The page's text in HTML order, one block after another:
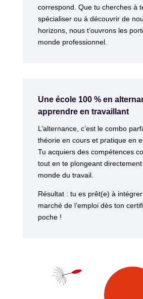
correspond. Que tu cherches à
spécialiser ou à découvrir de
horizons, nous t’ouvrons les
monde professionnel.
Une école 100 % en
apprendre en travaillant
L’alternance, c’est le combo
théorie en cours et pratique en
Tu acquiers des compétences
tout en te plongeant
monde du travail.
Résultat : tu es prêt(e) à
marché de l’emploi dès ton
poche !